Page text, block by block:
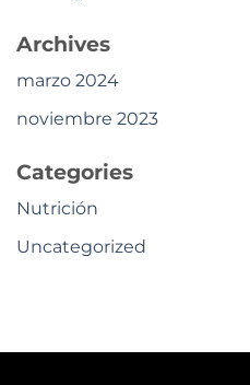
Archives
marzo 2024
noviembre 2023
Categories
Nutrición
Uncategorized